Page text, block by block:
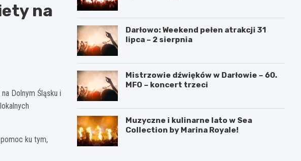
na
Dolnym Śląsku i
ku tym,
Darłowo: Weekend pełen atrakcji 31
lipca – 2 sierpnia
Mistrzowie dźwięków w Darłowie – 60.
MFO – koncert trzeci
Muzyczne i kulinarne lato w Sea
Collection by Marina Royale!